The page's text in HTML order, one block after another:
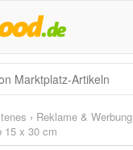
› Reklame & Werbung
15 x 30 cm